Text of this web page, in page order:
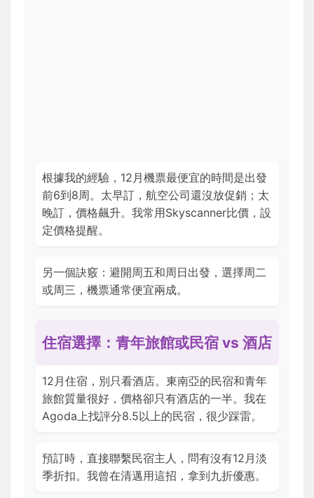
根據我的經驗，12月機票最便宜的時間是出發
前6到8周。太早訂，航空公司還沒放促銷；太
晚訂，價格飆升。我常用Skyscanner比價，設
定價格提醒。
另一個訣竅：避開周五和周日出發，選擇周二
或周三，機票通常便宜兩成。
住宿選擇：青年旅館或民宿 vs 酒店
12月住宿，別只看酒店。東南亞的民宿和青年
旅館質量很好，價格卻只有酒店的一半。我在
Agoda上找評分8.5以上的民宿，很少踩雷。
預訂時，直接聯繫民宿主人，問有沒有12月淡
季折扣。我曾在清邁用這招，拿到九折優惠。